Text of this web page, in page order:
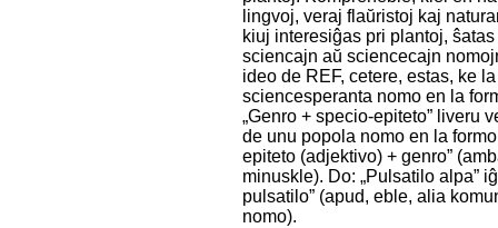
lingvoj, veraj flaŭristoj kaj
kiuj interesiĝas pri plantoj,
sciencajn aŭ sciencecajn
ideo de REF, cetere, estas, ke la
sciencesperanta nomo en la
„Genro + specio-epiteto” liveru
de unu popola nomo en la
epiteto (adjektivo) + genro”
minuskle). Do: „Pulsatilo alpa”
pulsatilo” (apud, eble, alia
nomo).